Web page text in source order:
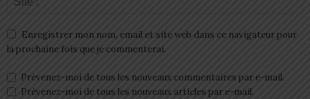
Enregistrer mon nom, email et site web dans ce navigateur pour
la prochaine fois que je commenterai.
Prévenez-moi de tous les nouveaux commentaires par e-mail.
Prévenez-moi de tous les nouveaux articles par e-mail.